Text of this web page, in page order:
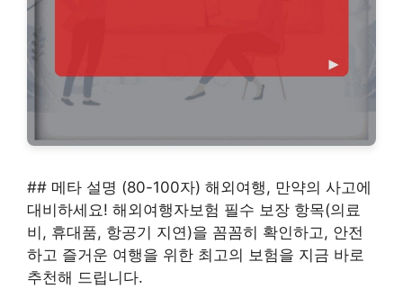
## 메타 설명 (80-100자) 해외여행, 만약의 사고에
대비하세요! 해외여행자보험 필수 보장 항목(의료
비, 휴대품, 항공기 지연)을 꼼꼼히 확인하고, 안전
하고 즐거운 여행을 위한 최고의 보험을 지금 바로
추천해 드립니다.